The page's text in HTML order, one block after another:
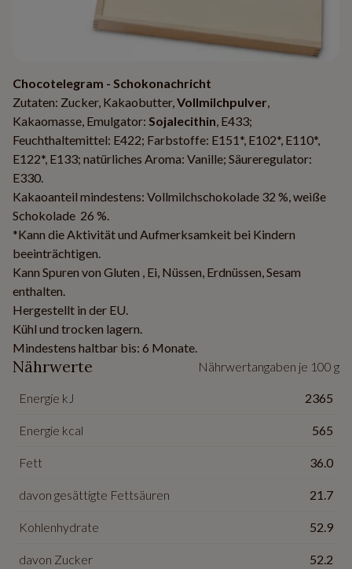
Chocotelegram - Schokonachricht
Zutaten: Zucker, Kakaobutter,Vollmilchpulver,
Kakaomasse, Emulgator: Sojalecithin, E433;
Feuchthaltemittel: E422; Farbstoffe: E151*, E102*, E110*,
E122*, E133; natürliches Aroma: Vanille; Säureregulator:
E330.
Kakaoanteil mindestens: Vollmilchschokolade 32 %, weiße
Schokolade 26 %.
*Kann die Aktivität und Aufmerksamkeit bei Kindern
beeinträchtigen.
Kann Spuren von Gluten , Ei, Nüssen, Erdnüssen, Sesam
enthalten.
Hergestellt in der EU.
Kühl und trocken lagern.
Mindestens haltbar bis: 6 Monate.
Nährwerte Nährwertangaben je 100 g
Energie kJ 2365
Energie kcal 565
Fett 36.0
davon gesättigte Fettsäuren 21.7
Kohlenhydrate 52.9
davon Zucker 52.2